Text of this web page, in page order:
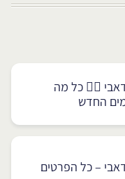
🧙‍♂️ כל מה
החדש